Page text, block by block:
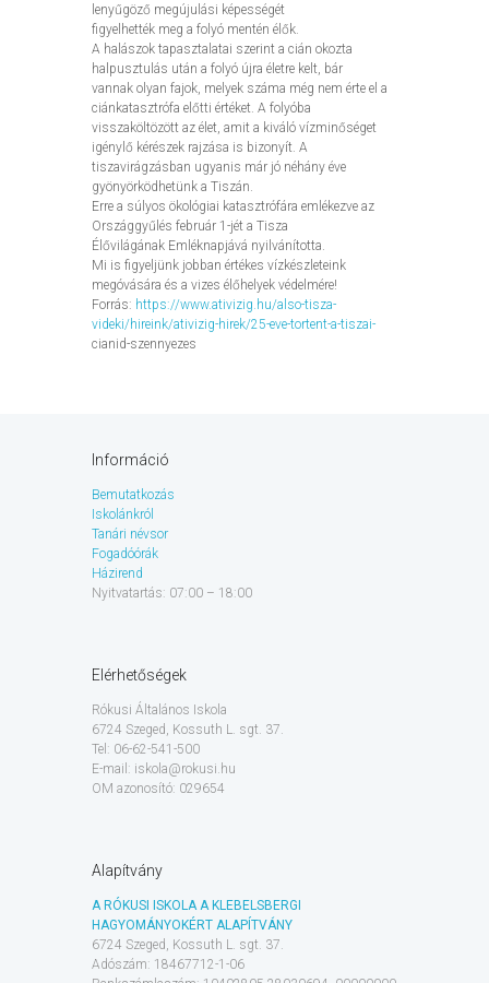
lenyűgöző megújulási képességét
figyelhették meg a folyó mentén élők.
A halászok tapasztalatai szerint a cián okozta
halpusztulás után a folyó újra életre kelt, bár
vannak olyan fajok, melyek száma még nem érte el a
ciánkatasztrófa előtti értéket. A folyóba
visszaköltözött az élet, amit a kiváló vízminőséget
igénylő kérészek rajzása is bizonyít. A
tiszavirágzásban ugyanis már jó néhány éve
gyönyörködhetünk a Tiszán.
Erre a súlyos ökológiai katasztrófára emlékezve az
Országgyűlés február 1-jét a Tisza
Élővilágának Emléknapjává nyilvánította.
Mi is figyeljünk jobban értékes vízkészleteink
megóvására és a vizes élőhelyek védelmére!
Forrás: https://www.ativizig.hu/also-tisza-
videki/hireink/ativizig-hirek/25-eve-tortent-a-tiszai-
cianid-szennyezes
Információ
Bemutatkozás
Iskolánkról
Tanári névsor
Fogadóórák
Házirend
Nyitvatartás: 07:00 – 18:00
Elérhetőségek
Rókusi Általános Iskola
6724 Szeged, Kossuth L. sgt. 37.
Tel: 06-62-541-500
E-mail: iskola@rokusi.hu
OM azonosító: 029654
Alapítvány
A RÓKUSI ISKOLA A KLEBELSBERGI
HAGYOMÁNYOKÉRT ALAPÍTVÁNY
6724 Szeged, Kossuth L. sgt. 37.
Adószám: 18467712-1-06